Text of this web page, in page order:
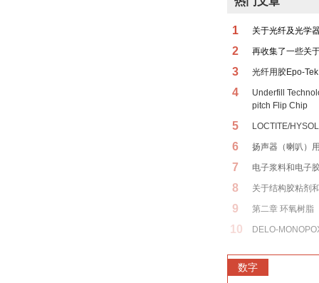
1 关于光纤及光学
2 再收集了一些关
3 光纤用胶Epo-
4
Underfill
pitch Flip Chip
5 LOCTITE/
6 扬声器（喇叭）
7 电子浆料和电子
8 关于结构胶粘剂
9 第二章 环氧树脂
10 DELO-
数字